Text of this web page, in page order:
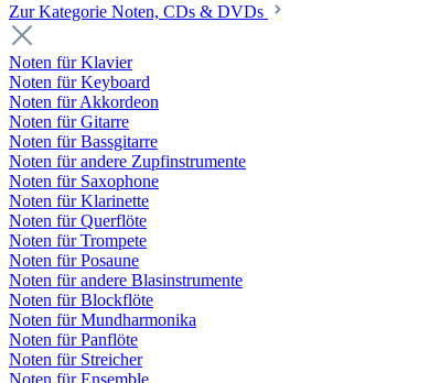
Zur Kategorie Noten, CDs & DVDs
Noten für Klavier
Noten für Keyboard
Noten für Akkordeon
Noten für Gitarre
Noten für Bassgitarre
Noten für andere Zupfinstrumente
Noten für Saxophone
Noten für Klarinette
Noten für Querflöte
Noten für Trompete
Noten für Posaune
Noten für andere Blasinstrumente
Noten für Blockflöte
Noten für Mundharmonika
Noten für Panflöte
Noten für Streicher
Noten für Ensemble